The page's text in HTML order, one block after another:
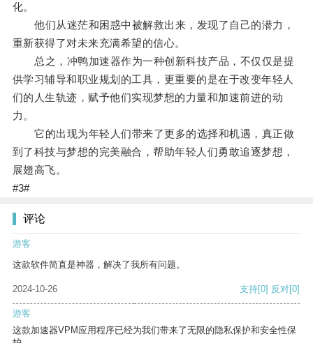
化。
他们从迷茫和困惑中被解救出来，发现了自己的潜力，
重新获得了对未来充满希望的信心。
总之，冲鸭加速器作为一种创新科技产品，不仅仅是提
供学习辅导和职业规划的工具，更重要的是在于改变年轻人
们的人生轨迹，赋予他们实现梦想的力量和加速前进的动
力。
它的出现为年轻人们带来了更多的选择和机遇，真正做
到了科技与梦想的完美融合，帮助年轻人们勇敢追逐梦想，
展翅高飞。
#3#
评论
游客
这款软件简直是神器，解决了我所有问题。
2024-10-26 支持[0] 反对[0]
游客
这款加速器VPM应用程序已经为我们带来了无限的隐私保护和安全性保